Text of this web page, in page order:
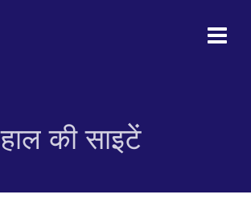
हाल की साइटें